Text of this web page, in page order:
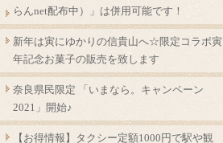
らんnet配布中）」は併用可能です！
新年は寅にゆかりの信貴山へ☆限定コラボ寅
年記念お菓子の販売を致します
奈良県民限定 「いまなら。キャンペーン
2021」開始♪
【お得情報】タクシー定額1000円で駅や観